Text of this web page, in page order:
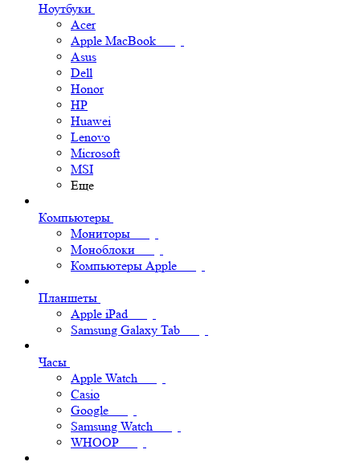
Ноутбуки
Acer
Apple MacBook
Asus
Dell
Honor
HP
Huawei
Lenovo
Microsoft
MSI
Еще
Компьютеры
Мониторы
Моноблоки
Компьютеры Apple
Планшеты
Apple iPad
Samsung Galaxy Tab
Часы
Apple Watch
Casio
Google
Samsung Watch
WHOOP